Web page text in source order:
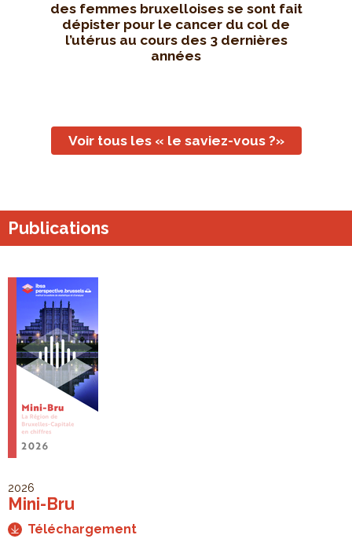
des femmes bruxelloises se sont fait
dépister pour le cancer du col de
l’utérus au cours des 3 dernières
années
Voir tous les « le saviez-vous ?»
Publications
2026
Mini-Bru
Téléchargement